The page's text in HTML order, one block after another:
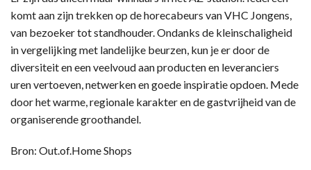
komt aan zijn trekken op de horecabeurs van VHC Jongens,
van bezoeker tot standhouder. Ondanks de kleinschaligheid
in vergelijking met landelijke beurzen, kun je er door de
diversiteit en een veelvoud aan producten en leveranciers
uren vertoeven, netwerken en goede inspiratie opdoen. Mede
door het warme, regionale karakter en de gastvrijheid van de
organiserende groothandel.
Bron: Out.of.Home Shops